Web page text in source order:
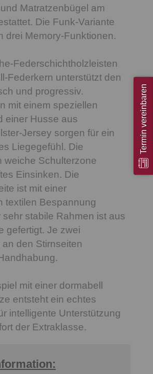
Matratzenbügel am
Die Funk-Variante
drei Memory-Funktionen.
Federschichtholzleisten
Federkern unterstützt den
und progressiv.
mit einem speziellen
einer Husse aus
Jersey sorgen für ein
Liegegefühl. Die
weiche Schulterzone
Einsinken. Die
ist mit einer
textilen Bespannung
stabile Rahmen ist aus
gefertigt. Je zwei
den Stirnseiten
mit einer dormabell
entsteht ein echtes
intelligente Unterstützung
der Extraklasse.
Termin vereinbaren